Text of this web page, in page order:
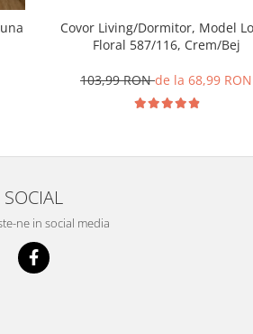
Covor Living/Dormitor, Model
Floral 587/116, Crem/Bej
103,99 RONde la 68,99 RON
SOCIAL
ne in social media